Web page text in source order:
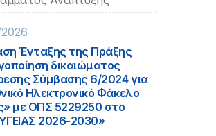
Ένταξης της Πράξης
δικαιώματος
Σύμβασης 6/2024 για
Ηλεκτρονικό Φάκελο
με ΟΠΣ 5229250 στο
2026-2030»